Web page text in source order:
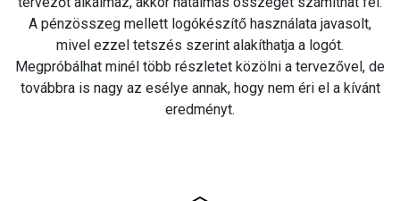
A pénzösszeg mellett logókészítő használata javasolt,
mivel ezzel tetszés szerint alakíthatja a logót.
Megpróbálhat minél több részletet közölni a tervezővel, de
továbbra is nagy az esélye annak, hogy nem éri el a kívánt
eredményt.